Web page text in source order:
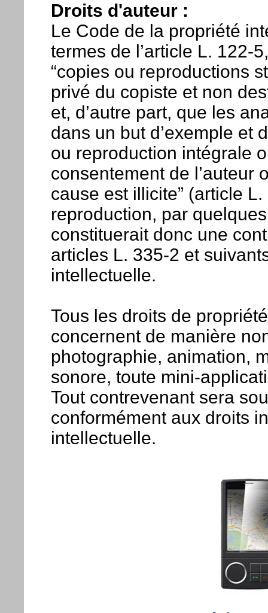
Droits d'auteur :
Le Code de la propriété
termes de l’article L. 122-
“copies ou reproductions
privé du copiste et non
et, d’autre part, que les
dans un but d’exemple et
ou reproduction intégrale
consentement de l’auteur
cause est illicite” (article
reproduction, par
constituerait donc une
articles L. 335-2 et
intellectuelle.
Tous les droits de
concernent de manière
photographie, animation,
sonore, toute mini-
Tout contrevenant sera
conformément aux droits
intellectuelle.